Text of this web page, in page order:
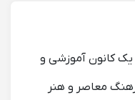
کانون آموزشی و
معاصر و هنر